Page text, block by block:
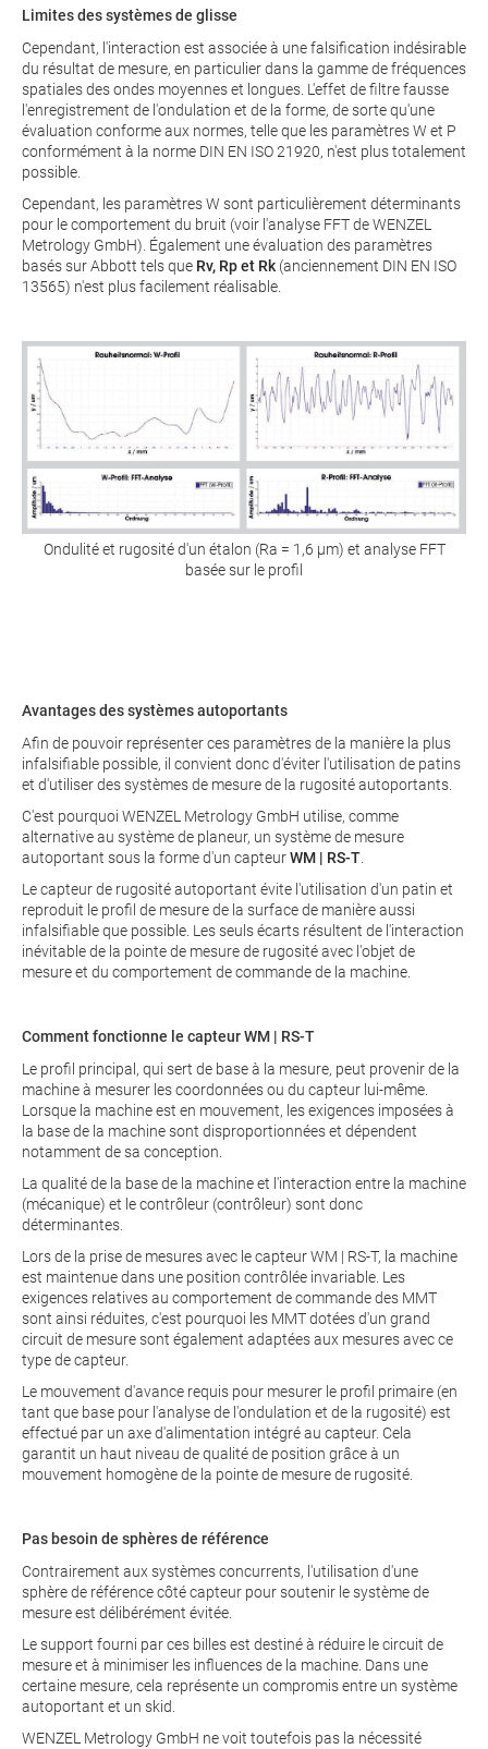
Limites des systèmes de glisse
Cependant, l'interaction est associée à une falsification indésirable
du résultat de mesure, en particulier dans la gamme de fréquences
spatiales des ondes moyennes et longues. L'effet de filtre fausse
l'enregistrement de l'ondulation et de la forme, de sorte qu'une
évaluation conforme aux normes, telle que les paramètres W et P
conformément à la norme DIN EN ISO 21920, n'est plus totalement
possible.
Cependant, les paramètres W sont particulièrement déterminants
pour le comportement du bruit (voir l'analyse FFT de WENZEL
Metrology GmbH). Également une évaluation des paramètres
basés sur Abbott tels que Rv, Rp et Rk (anciennement DIN EN ISO
13565) n'est plus facilement réalisable.
Ondulité et rugosité d'un étalon (Ra = 1,6 µm) et analyse FFT
basée sur le profil
Avantages des systèmes autoportants
Afin de pouvoir représenter ces paramètres de la manière la plus
infalsifiable possible, il convient donc d'éviter l'utilisation de patins
et d'utiliser des systèmes de mesure de la rugosité autoportants.
C'est pourquoi WENZEL Metrology GmbH utilise, comme
alternative au système de planeur, un système de mesure
autoportant sous la forme d'un capteurWM | RS-T.
Le capteur de rugosité autoportant évite l'utilisation d'un patin et
reproduit le profil de mesure de la surface de manière aussi
infalsifiable que possible. Les seuls écarts résultent de l'interaction
inévitable de la pointe de mesure de rugosité avec l'objet de
mesure et du comportement de commande de la machine.
Comment fonctionne le capteur WM | RS-T
Le profil principal, qui sert de base à la mesure, peut provenir de la
machine à mesurer les coordonnées ou du capteur lui-même.
Lorsque la machine est en mouvement, les exigences imposées à
la base de la machine sont disproportionnées et dépendent
notamment de sa conception.
La qualité de la base de la machine et l'interaction entre la machine
(mécanique) et le contrôleur (contrôleur) sont donc
déterminantes.
Lors de la prise de mesures avec le capteur WM | RS-T, la machine
est maintenue dans une position contrôlée invariable. Les
exigences relatives au comportement de commande des MMT
sont ainsi réduites, c'est pourquoi les MMT dotées d'un grand
circuit de mesure sont également adaptées aux mesures avec ce
type de capteur.
Le mouvement d'avance requis pour mesurer le profil primaire (en
tant que base pour l'analyse de l'ondulation et de la rugosité) est
effectué par un axe d'alimentation intégré au capteur. Cela
garantit un haut niveau de qualité de position grâce à un
mouvement homogène de la pointe de mesure de rugosité.
Pas besoin de sphères de référence
Contrairement aux systèmes concurrents, l'utilisation d'une
sphère de référence côté capteur pour soutenir le système de
mesure est délibérément évitée.
Le support fourni par ces billes est destiné à réduire le circuit de
mesure et à minimiser les influences de la machine. Dans une
certaine mesure, cela représente un compromis entre un système
autoportant et un skid.
WENZEL Metrology GmbH ne voit toutefois pas la nécessité